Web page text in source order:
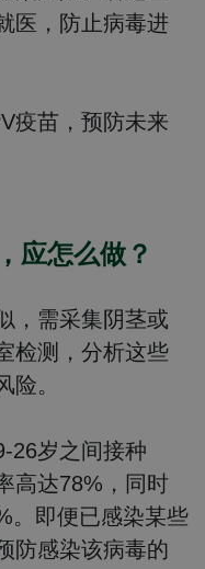
医，防止病毒进
疫苗，预防未来
应怎么做？
，需采集阴茎或
检测，分析这些
险。
26岁之间接种
高达78%，同时
。即便已感染某些
防感染该病毒的